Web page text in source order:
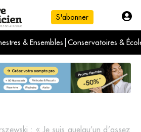
S'abonner
& Ensembles Conservatoires &
L'info du jour
numéro du mois
International
: « Je suis quelqu’un d’assez